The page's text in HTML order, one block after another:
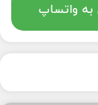
به واتساپ